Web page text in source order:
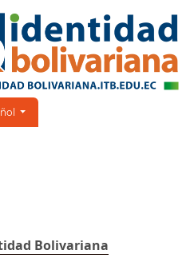
el idioma. El idioma actual es:
Bolivariana